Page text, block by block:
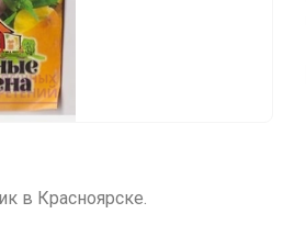
в Красноярске.